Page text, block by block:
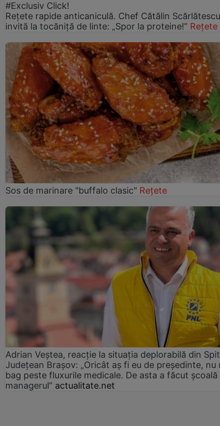
#Exclusiv Click!
Rețete rapide anticaniculă. Chef Cătălin
invită la tocăniță de linte: „Spor la proteine!” Rețete
Sos de marinare "buffalo clasic" Rețete
Adrian Veștea, reacție la situația deplorabilă din
Județean Brașov: „Oricât aș fi eu de președinte, nu
bag peste fluxurile medicale. De asta a făcut școală
managerul” actualitate.net